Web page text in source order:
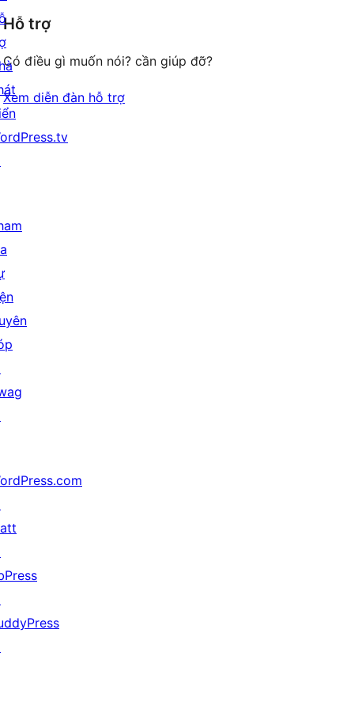
reviews
Hỗ trợ
Có điều gì muốn nói? cần giúp đỡ?
Xem diễn đàn hỗ trợ